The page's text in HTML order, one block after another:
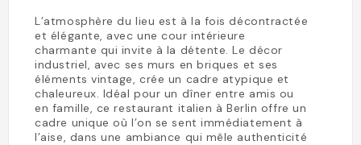
L’atmosphère du lieu est à la fois décontractée
et élégante, avec une cour intérieure
charmante qui invite à la détente. Le décor
industriel, avec ses murs en briques et ses
éléments vintage, crée un cadre atypique et
chaleureux. Idéal pour un dîner entre amis ou
en famille, ce restaurant italien à Berlin offre un
cadre unique où l’on se sent immédiatement à
l’aise, dans une ambiance qui mêle authenticité